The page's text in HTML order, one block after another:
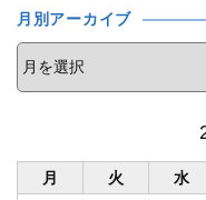
月別アーカイブ
月 火 水